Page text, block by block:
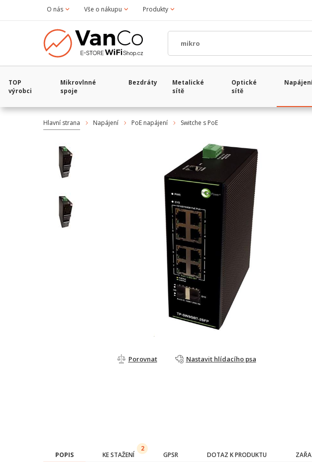
O nás Vše o nákupu Produkty
TOP
výrobci
Mikrovlnné
spoje
Bezdráty
Metalické
sítě
Optické
sítě
Hlavní strana Napájení PoE napájení Switche s PoE
Porovnat Nastavit hlídacího psa
POPIS KE STAŽENÍ
2
GPSR DOTAZ K PRODUKTU